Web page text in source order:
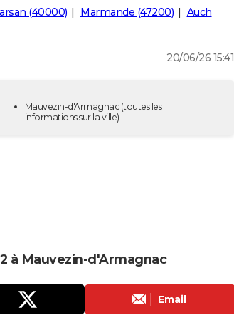
(40000) Marmande (47200)
Auch
20/06/26 15:41
Mauvezin-d'Armagnac(toutes les
informations sur la ville)
à Mauvezin-d'Armagnac
Email